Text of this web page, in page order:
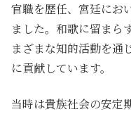
官職を歴任、宮廷にお
ました。和歌に留まら
まざまな知的活動を通
に貢献しています。
当時は貴族社会の安定